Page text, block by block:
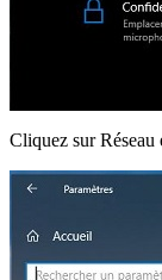
Cliquez sur